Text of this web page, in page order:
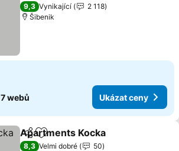
9,3 Vynikající
2 118
Šibenik
7 webů Ukázat ceny
SdíletPřidat na seznam oblíbených
Apartments Kocka
8,3 Velmi dobré
50